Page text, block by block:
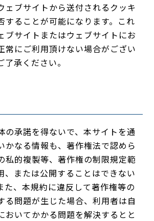
ェブサイトから送付されるクッキ
することが可能になります。これ
ブサイトまたはウェブサイトにお
常にご利用頂けない場合がござい
承ください。
の承諾を得ないで、本サイトを通
かなる情報も、著作権法で認めら
私的複製等、著作権の制限規定範
、または公開することはできない
た、本規約に違反して著作権等の
る問題が生じた場合、利用者は自
おいてかかる問題を解決するとと